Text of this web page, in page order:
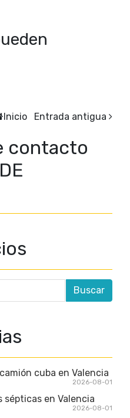
Entrada antigua
Inicio
contacto
cuba en Valencia
2026-08-01
sépticas en Valencia
2026-08-01